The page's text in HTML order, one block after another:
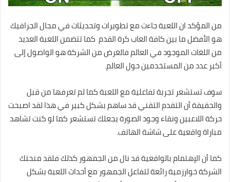
من المؤكد ان اللعبة جاءت مع تطويرات وتحديثات في مجال الجرافيك
هو الأفضل ما بين كافة العاب كرة القدم كما تتضمن اللعبة العديد
من اللغات الموجود في العالم فالغرض من الشركة هو الواصول إلى
أكبر عدد من المستخدمين حول العالم.
سوف تستشعر تجربة تفاعلية مع اللعبة كما لم تعرفها من قبل
والحقيقة أن التقدم التقني قد ساهم بشكل كبير في هذا لقد اصبحت
حركة اللاعبين ونقاء وجود الصورة يجعلك تستشعر كما لو كنت تشاهد
مباراة واقعية على شاشة الهاتف.
كما أن الإهتمام بالواقعية قد نال من الجمهور كذلك فلقد منحتك
الشركة خوارزمية رائعة لتفاعل الجمهور مع أحداث اللعبة بشكل